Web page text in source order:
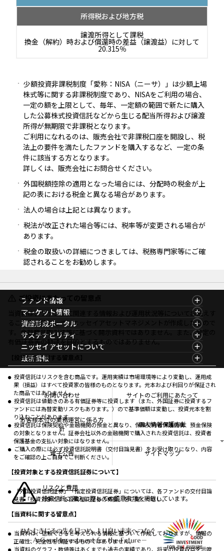
所得税および地方税
譲渡所得として課税
換金（解約）時および償還時の差益（譲渡益）に対して
20.315％
少額投資非課税制度「愛称：NISA（ニーサ）」は少額上場
株式等に関する非課税制度であり、NISAをご利用の場合、
一定の額を上限として、毎年、一定額の範囲で新たに購入
した公募株式投資信託などから生じる配当所得および譲渡
所得が無期限で非課税となります。
ご利用になれるのは、販売会社で非課税口座を開設し、税
法上の要件を満たしたファンドを購入するなど、一定の条
件に該当する方となります。
詳しくは、販売会社にお問合せください。
外国税額控除の適用となった場合には、分配時の税金が上
記の表における税金と異なる場合があります。
法人の場合は上記とは異なります。
税法が改正された場合等には、税率等が変更される場合が
あります。
税金の取扱いの詳細につきましては、税務専門家等にご確
認されることをお勧めします。
ご投資にあたっての留意点
当資料は、ファンドに関連する情報および運用状況等についてお伝えす
ることを目的として、ニッセイアセットマネジメントが作成したもので
す。金融商品取引法等に基づく開示資料ではありません。また、特定の
有価証券等の勧誘を目的とするものではありません。
【投資信託に関する留意点】
投資信託はリスクを含む商品です。運用実績は市場環境等により変動し、運用成
果（損益）はすべて投資家の皆様のものとなります。元本および利回りが保証され
た商品ではありません。
投資信託は値動きのある有価証券等に投資します（また、外国証券に投資するフ
ァンドには為替変動リスクもあります。）ので基準価額は変動し、投資元本を割
り込むことがあります。
投資信託は保険契約や金融機関の預金と異なり、保険契約者保護機構、預金保険
の対象となりません。証券会社以外の金融機関で購入された投資信託は、投資者
保護基金の支払い対象にはなりません。
ご購入の際には必ず投資信託説明書（交付目論見書）をお受け取りになり、内容
をご確認の上ご自身でご判断ください。
【投資対象とする投資信託証券について】
「外国投資信託証券」「指定投資信託証券」については、各ファンドの交付目論
見書「投資対象とする投資信託証券の概要」をご覧ください。
【当資料に関する留意点】
当資料は、信頼できると考えられる情報に基づいて作成しておりますが、情報の
正確性、完全性を保証するものではありません。
当資料のグラフ・数値等はあくまでも過去の実績であり、将来の投資収益を示唆
ファンド情報
ファンド情報TOP
基準価額一覧
ファンド検索
ファンド比較
決算カレンダー
海外休日カレンダー
投資信託新商品のご案内
投資信託償還商品のご案内
ちょこっと3分！ファンドシアター
有価証券届出書の効力の発生の有無について
こだわりのインデックスファンド 購入・換金手数料
なしシリーズ
確定拠出年金について
マーケット情報
マーケット情報TOP
マーケット指数
マーケットレポート
コラム
ファンドレポート
資産形成ポータル
資産形成ポータルTOP
資産形成サービス
Nダイレクト
Goal Navi
資産形成サポート
NAMシティ
お問い合わせ
よくあるご質問
投資の教室
サステナビリティ
サステナビリティTOP
サステナビリティ経営
サステナブル投資
ニッセイアセットについて
ニッセイアセットについてTOP
会社情報
プレスリリース
受賞歴
方針・その他開示情報
採用情報
公式キャラクターのご紹介
最新情報
マーケットニュース
商品ニュース
おしらせ
メディアお問い合わせ サイトのご利用にあたって
お客様本位の業務運営に係る方
針
個人情報保護方針
電子公告 サイトマップ
リスクと費用
投資信託ご購入に際しての留意事項を掲載しています。